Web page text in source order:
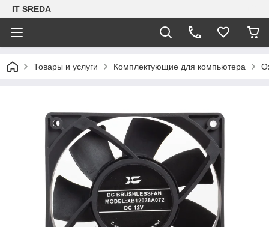
IT SREDA
Товары и услуги Комплектующие для компьютера